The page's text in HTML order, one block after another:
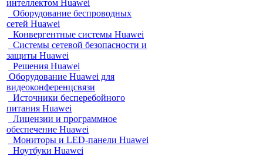
интеллектом Huawei
Оборудование беспроводных
сетей Huawei
Конвергентные системы Huawei
Системы сетевой безопасности и
защиты Huawei
Решения Huawei
Оборудование Huawei для
видеоконференцсвязи
Источники бесперебойного
питания Huawei
Лицензии и программное
обеспечение Huawei
Мониторы и LED-панели Huawei
Ноутбуки Huawei